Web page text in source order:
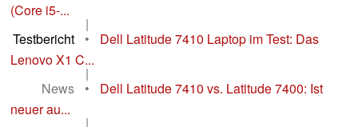
(Core i5-...
|
Testbericht
•
Dell Latitude 7410 Laptop im Test: Das
Lenovo X1 C...
|
News
•
Dell Latitude 7410 vs. Latitude 7400: Ist
neuer au...
|